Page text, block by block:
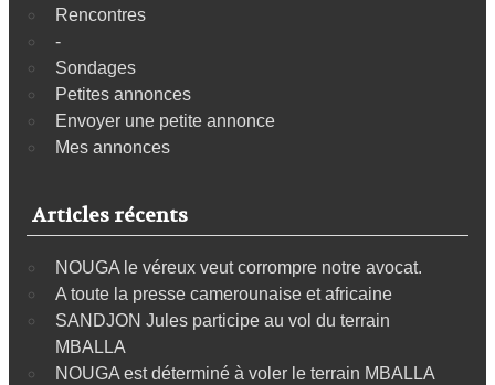
Rencontres
-
Sondages
Petites annonces
Envoyer une petite annonce
Mes annonces
Articles récents
NOUGA le véreux veut corrompre notre avocat.
A toute la presse camerounaise et africaine
SANDJON Jules participe au vol du terrain
MBALLA
NOUGA est déterminé à voler le terrain MBALLA